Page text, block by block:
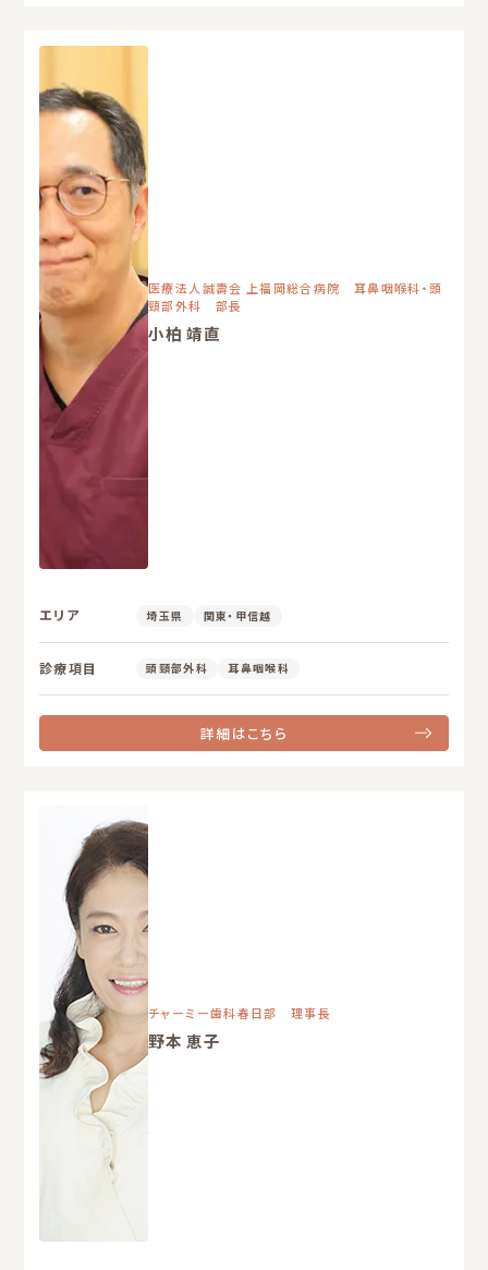
医療法人誠壽会 上福岡総合病院 耳鼻咽喉科・頭
頸部外科 部長
小柏 靖直
エリア 埼玉県 関東・甲信越
診療項目 頭頸部外科 耳鼻咽喉科
詳細はこちら
チャーミー歯科春日部 理事長
野本 恵子